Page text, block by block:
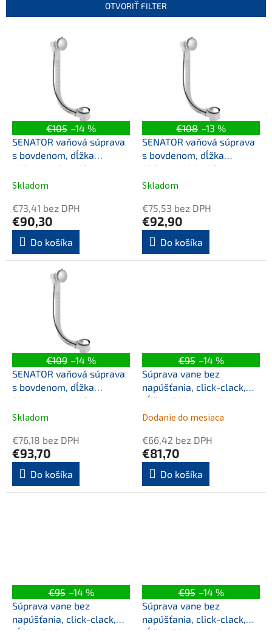
p
OTVORIŤ FILTER
€105 –14 %
SENATOR vaňová súprava
s bovdenom, dĺžka
550mm, zátka 72mm,
nerez mat
Skladom
€73,41 bez DPH
€90,30
Do košíka
€108 –13 %
SENATOR vaňová súprava
s bovdenom, dĺžka
700mm, zátka 72mm,
nerez mat
Skladom
€75,53 bez DPH
€92,90
Do košíka
€109 –14 %
SENATOR vaňová súprava
s bovdenom, dĺžka
900mm, zátka 72mm,
nerez mat
Skladom
€76,18 bez DPH
€93,70
Do košíka
€95 –14 %
Súprava vane bez
napúšťania, click-clack,
dĺžka 1200mm, zátka
72mm, gun metal
Dodanie do mesiaca
€66,42 bez DPH
€81,70
Do košíka
€95 –14 %
Súprava vane bez
napúšťania, click-clack,
€95 –14 %
Súprava vane bez
napúšťania, click-clack,